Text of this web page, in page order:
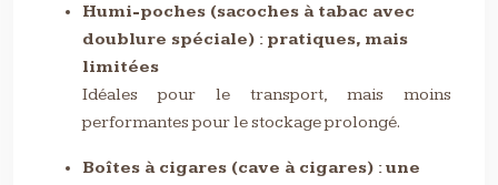
Humi-poches (sacoches à tabac avec
doublure spéciale) : pratiques, mais
limitées
Idéales pour le transport, mais moins
performantes pour le stockage prolongé.
Boîtes à cigares (cave à cigares) : une